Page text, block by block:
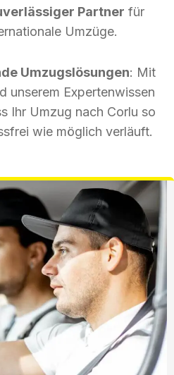
Partner für
Umzüge.
Umzugslösungen: Mit
unserem Expertenwissen
Ihr Umzug nach Corlu so
wie möglich verläuft.